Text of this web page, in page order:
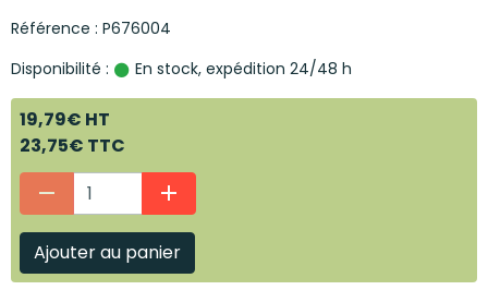
Référence : P676004
Disponibilité :
En stock, expédition 24/48 h
19,79€ HT
23,75€ TTC
Ajouter au panier